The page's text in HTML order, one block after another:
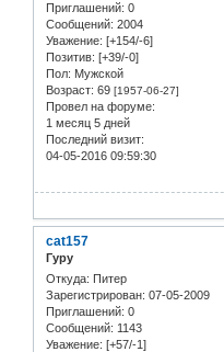
Приглашений: 0
Сообщений: 2004
Уважение: [+154/-6]
Позитив: [+39/-0]
Пол: Мужской
Возраст: 69 [1957-06-27]
Провел на форуме:
1 месяц 5 дней
Последний визит:
04-05-2016 09:59:30
cat157
Гуру
Откуда: Питер
Зарегистрирован: 07-05-2009
Приглашений: 0
Сообщений: 1143
Уважение: [+57/-1]